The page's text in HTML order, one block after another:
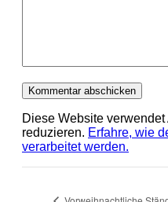
Diese Website
reduzieren. Erfahre, wie
verarbeitet werden.